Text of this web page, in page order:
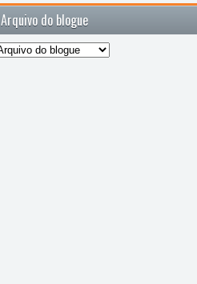
Arquivo do blogue